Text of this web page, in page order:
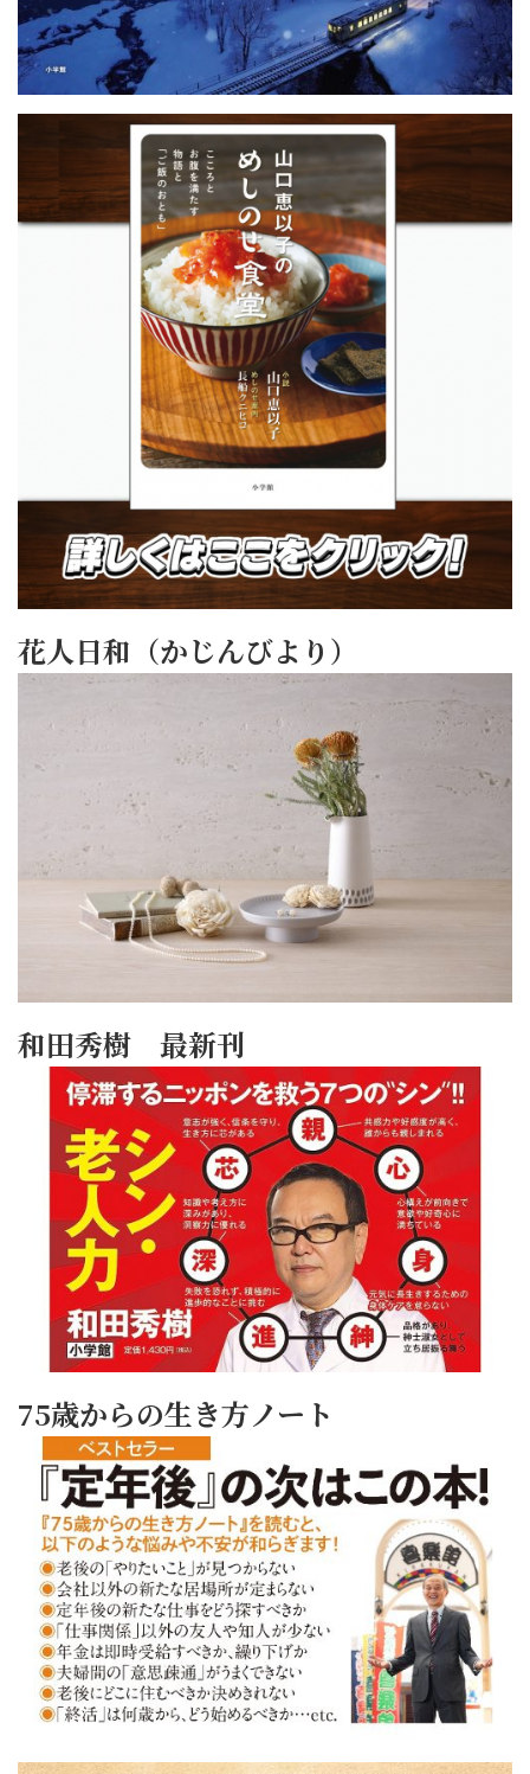
花人日和（かじんびより）
和田秀樹 最新刊
75歳からの生き方ノート